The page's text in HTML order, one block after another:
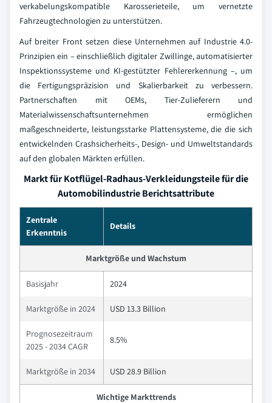
verkabelungskompatible Karosserieteile, um vernetzte
Fahrzeugtechnologien zu unterstützen.
Auf breiter Front setzen diese Unternehmen auf Industrie 4.0-
Prinzipien ein – einschließlich digitaler Zwillinge, automatisierter
Inspektionssysteme und KI-gestützter Fehlererkennung –, um
die Fertigungspräzision und Skalierbarkeit zu verbessern.
Partnerschaften mit OEMs, Tier-Zulieferern und
Materialwissenschaftsunternehmen ermöglichen
maßgeschneiderte, leistungsstarke Plattensysteme, die die sich
entwickelnden Crashsicherheits-, Design- und Umweltstandards
auf den globalen Märkten erfüllen.
Markt für Kotflügel-Radhaus-Verkleidungsteile für die
Automobilindustrie Berichtsattribute
Zentrale
Erkenntnis
Details
Marktgröße und Wachstum
Basisjahr 2024
Marktgröße in 2024 USD 13.3 Billion
Prognosezeitraum
2025 - 2034 CAGR
8.5%
Marktgröße in 2034 USD 28.9 Billion
Wichtige Markttrends